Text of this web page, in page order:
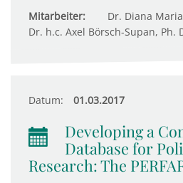
Mitarbeiter:
Dr. Diana
Dr. h.c. Axel Börsch-Supan, Ph.
Datum: 01.03.2017
Developing a
Database for
Research: The